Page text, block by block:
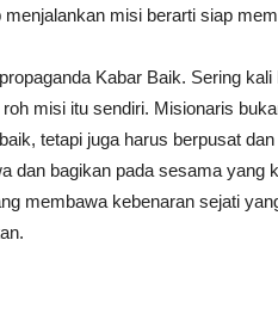
misi berarti siap
Kabar Baik. Sering
misi itu sendiri. Misionaris
tetapi juga harus berpusat
dan bagikan pada sesama yang
membawa kebenaran sejati